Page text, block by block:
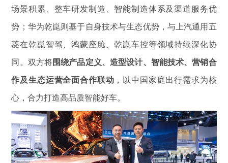
场景积累、整车研发制造、智能制造体系及渠道服务优
势；华为乾崑则基于自身技术与生态优势，与上汽通用五
菱在乾崑智驾、鸿蒙座舱、乾崑车控等领域持续深化协
同。双方将围绕产品定义、造型设计、智能技术、营销合
作及生态运营全面合作联动 ，以中国家庭出行需求为核
心，合力打造高品质智能好车。